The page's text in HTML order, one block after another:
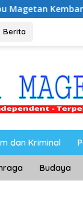
Olahan
Berita
dan Kriminal
Budaya